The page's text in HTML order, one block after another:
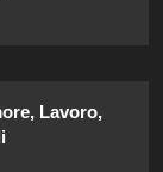
Lavoro,